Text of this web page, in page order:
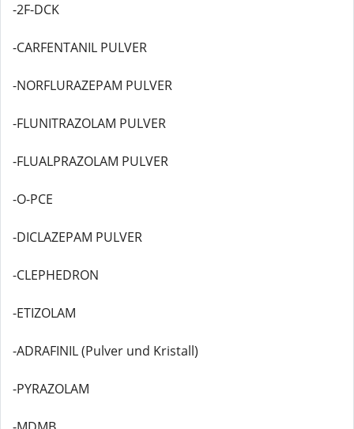
-2F-DCK
-CARFENTANIL PULVER
-NORFLURAZEPAM PULVER
-FLUNITRAZOLAM PULVER
-FLUALPRAZOLAM PULVER
-O-PCE
-DICLAZEPAM PULVER
-CLEPHEDRON
-ETIZOLAM
-ADRAFINIL (Pulver und Kristall)
-PYRAZOLAM